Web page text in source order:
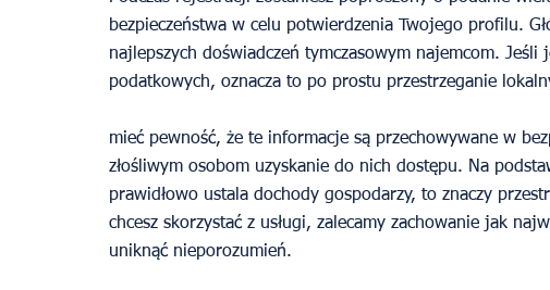
bezpieczeństwa w celu potwierdzenia Twojego profilu.
najlepszych doświadczeń tymczasowym najemcom.
podatkowych, oznacza to po prostu przestrzeganie
mieć pewność, że te informacje są przechowywane w
złośliwym osobom uzyskanie do nich dostępu. Na
prawidłowo ustala dochody gospodarzy, to znaczy
chcesz skorzystać z usługi, zalecamy zachowanie jak
uniknąć nieporozumień.